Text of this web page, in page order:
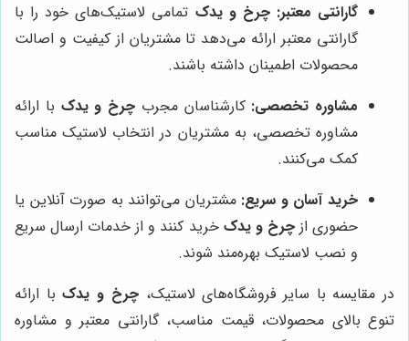
گارانتی معتبر: چرخ و یدک تمامی لاستیک‌های خود را با
گارانتی معتبر ارائه می‌دهد تا مشتریان از کیفیت و اصالت
محصولات اطمینان داشته باشند.
مشاوره تخصصی: کارشناسان مجرب چرخ و یدک با ارائه
مشاوره تخصصی، به مشتریان در انتخاب لاستیک مناسب
کمک می‌کنند.
خرید آسان و سریع: مشتریان می‌توانند به صورت آنلاین یا
حضوری ازچرخ و یدک خرید کنند و از خدمات ارسال سریع
و نصب لاستیک بهره‌مند شوند.
در مقایسه با سایر فروشگاه‌های لاستیک،چرخ و یدکبا ارائه
تنوع بالای محصولات، قیمت مناسب، گارانتی معتبر و مشاوره